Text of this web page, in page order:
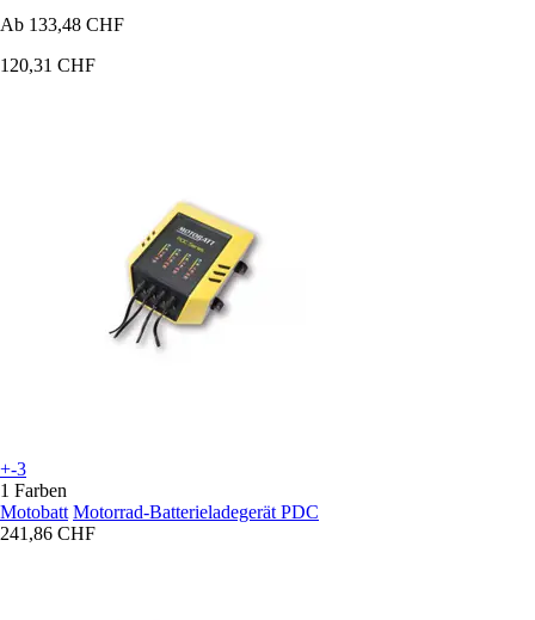
Ab 133,48 CHF
120,31 CHF
+-3
1 Farben
Motobatt Motorrad-Batterieladegerät PDC
241,86 CHF